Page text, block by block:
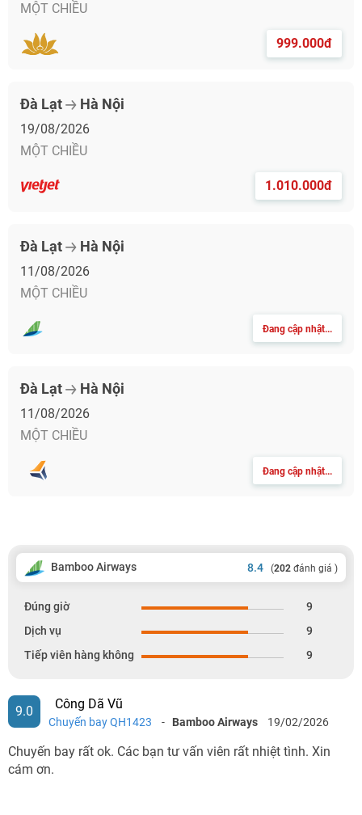
MỘT CHIỀU
999.000đ
Đà Lạt Hà Nội
19/08/2026
MỘT CHIỀU
1.010.000đ
Đà Lạt Hà Nội
11/08/2026
MỘT CHIỀU
Đang cập nhật...
Đà Lạt Hà Nội
11/08/2026
MỘT CHIỀU
Đang cập nhật...
Bamboo Airways 8.4 (202 đánh giá )
Đúng giờ
9
Dịch vụ
9
Tiếp viên hàng không
9
9.0 Công Dã Vũ
Chuyến bay QH1423 - Bamboo Airways 19/02/2026
Chuyến bay rất ok. Các bạn tư vấn viên rất nhiệt tình. Xin
cám ơn.